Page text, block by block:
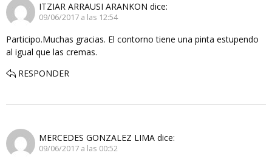
ITZIAR ARRAUSI ARANKON dice:
09/06/2017 a las 12:54
Participo.Muchas gracias. El contorno tiene una pinta estupendo
al igual que las cremas.
RESPONDER
MERCEDES GONZALEZ LIMA dice:
09/06/2017 a las 00:52